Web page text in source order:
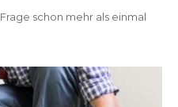
schon mehr als einmal